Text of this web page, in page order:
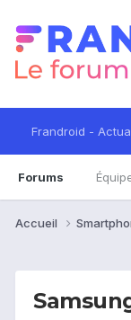
Frandroid -
Forums
Accueil